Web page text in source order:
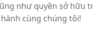
như quyền sở hữu
cùng chúng tôi!